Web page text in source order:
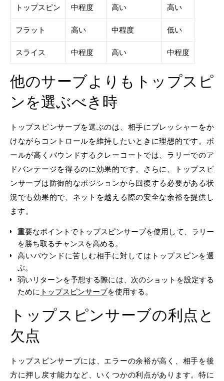
トップスピン 中程度 高い 高い
フラット 高い 中程度 低い
スライス 中程度 高い 中程度
他のサーブよりもトップスピ
ンを選ぶべき時
トップスピンサーブを選ぶのは、相手にプレッシャーをか
けながらコントロールを維持したいときに理想的です。ボ
ールが高くバウンドするクレーコートでは、ラリーでのア
ドバンテージを得るのに効果的です。さらに、トップスピ
ンサーブは防御的なポジションから回復する必要がある状
況でも効果的で、ネットを越える際の安全な余裕を提供し
ます。
重要なポイントでトップスピンサーブを使用して、ラリー
を勝ち取るチャンスを高める。
高いバウンドに苦しむ相手に対してはトップスピンを選
ぶ。
弱いリターンを予想する際には、次のショットを設定する
ために トップスピンサーブを使用する。
トップスピンサーブの利点と
欠点
トップスピンサーブには、エラーの余裕が高く、相手を後
方に押し戻す能力など、いくつかの利点があります。特に